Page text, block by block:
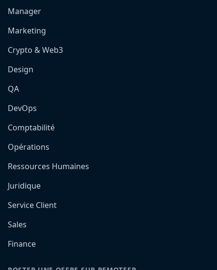
Manager
Marketing
Crypto & Web3
Design
QA
DevOps
Comptabilité
Opérations
Ressources Humaines
Juridique
Service Client
Sales
Finance